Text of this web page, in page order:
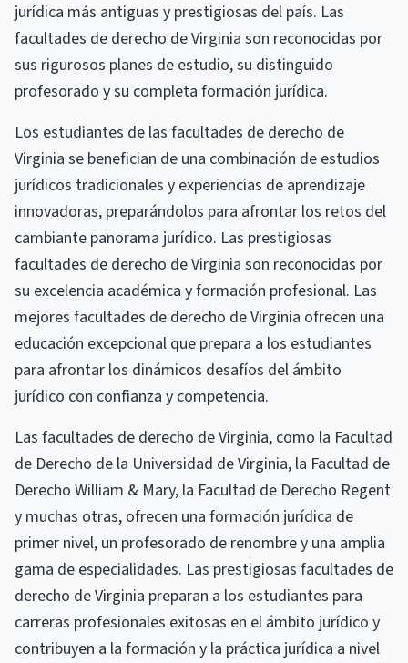
jurídica más antiguas y prestigiosas del país. Las
facultades de derecho de Virginia son reconocidas por
sus rigurosos planes de estudio, su distinguido
profesorado y su completa formación jurídica.
Los estudiantes de las facultades de derecho de
Virginia se benefician de una combinación de estudios
jurídicos tradicionales y experiencias de aprendizaje
innovadoras, preparándolos para afrontar los retos del
cambiante panorama jurídico. Las prestigiosas
facultades de derecho de Virginia son reconocidas por
su excelencia académica y formación profesional. Las
mejores facultades de derecho de Virginia ofrecen una
educación excepcional que prepara a los estudiantes
para afrontar los dinámicos desafíos del ámbito
jurídico con confianza y competencia.
Las facultades de derecho de Virginia, como la Facultad
de Derecho de la Universidad de Virginia, la Facultad de
Derecho William & Mary, la Facultad de Derecho Regent
y muchas otras, ofrecen una formación jurídica de
primer nivel, un profesorado de renombre y una amplia
gama de especialidades. Las prestigiosas facultades de
derecho de Virginia preparan a los estudiantes para
carreras profesionales exitosas en el ámbito jurídico y
contribuyen a la formación y la práctica jurídica a nivel